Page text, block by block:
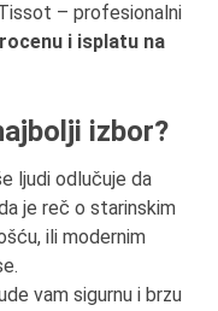
– profesionalni
i isplatu na
izbor?
ljudi odlučuje da
je reč o starinskim
ili modernim
vam sigurnu i brzu